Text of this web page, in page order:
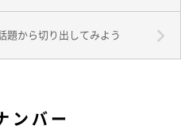
題から切り出してみよう
ンバー